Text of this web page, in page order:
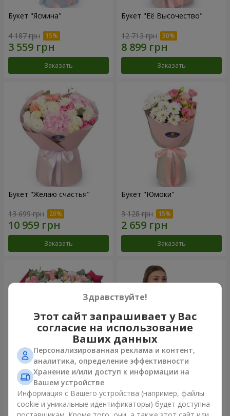
Букет "Ясмина"
4 187 грн
Заказать
Букет "Её Высочество"
12 713 грн
Заказать
Букет "Желаю счастья"
13 699 грн
Заказать
Букет "Юмоки"
3 128 грн
Заказать
Букет "Очарование
нежности"
9 949 грн
Композиция "Белоснежная
гармония"
6 932 грн
Здравствуйте!
Этот сайт запрашивает у Вас
согласие на использование
Ваших данных
Персонализированная реклама и контент,
аналитика, определение эффективности
Хранение и/или доступ к информации на
Вашем устройстве
Информация с Вашего устройства (например, файлы
cookie и уникальные идентификаторы) будет доступна